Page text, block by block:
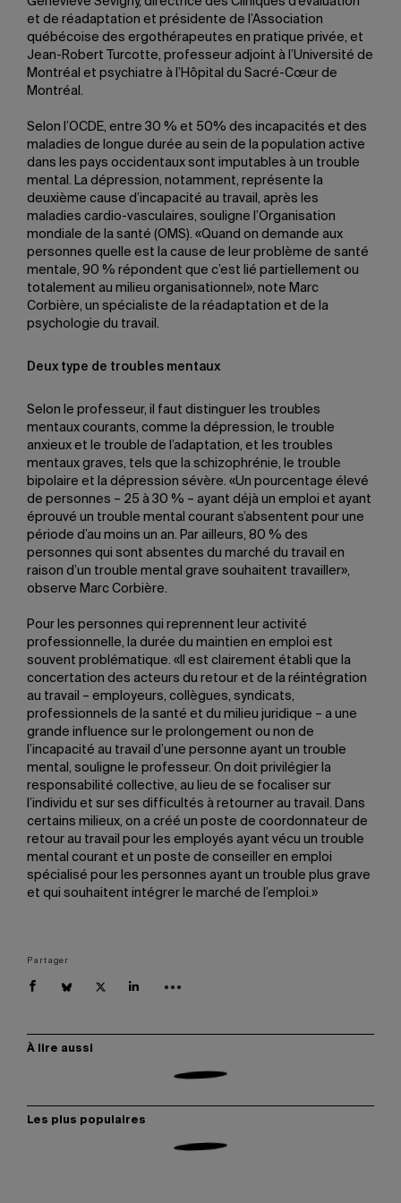
et de réadaptation et présidente de l’Association
québécoise des ergothérapeutes en pratique privée, et
Jean-Robert Turcotte, professeur adjoint à l’Université de
Montréal et psychiatre à l’Hôpital du Sacré-Cœur de
Montréal.
Selon l’OCDE, entre 30 % et 50% des incapacités et des
maladies de longue durée au sein de la population active
dans les pays occidentaux sont imputables à un trouble
mental. La dépression, notamment, représente la
deuxième cause d’incapacité au travail, après les
maladies cardio-vasculaires, souligne l’Organisation
mondiale de la santé (OMS). «Quand on demande aux
personnes quelle est la cause de leur problème de santé
mentale, 90 % répondent que c’est lié partiellement ou
totalement au milieu organisationnel», note Marc
Corbière, un spécialiste de la réadaptation et de la
psychologie du travail.
Deux type de troubles mentaux
Selon le professeur, il faut distinguer les troubles
mentaux courants, comme la dépression, le trouble
anxieux et le trouble de l’adaptation, et les troubles
mentaux graves, tels que la schizophrénie, le trouble
bipolaire et la dépression sévère. «Un pourcentage élevé
de personnes – 25 à 30 % – ayant déjà un emploi et ayant
éprouvé un trouble mental courant s’absentent pour une
période d’au moins un an. Par ailleurs, 80 % des
personnes qui sont absentes du marché du travail en
raison d’un trouble mental grave souhaitent travailler»,
observe Marc Corbière.
Pour les personnes qui reprennent leur activité
professionnelle, la durée du maintien en emploi est
souvent problématique. «Il est clairement établi que la
concertation des acteurs du retour et de la réintégration
au travail – employeurs, collègues, syndicats,
professionnels de la santé et du milieu juridique – a une
grande influence sur le prolongement ou non de
l’incapacité au travail d’une personne ayant un trouble
mental, souligne le professeur. On doit privilégier la
responsabilité collective, au lieu de se focaliser sur
l’individu et sur ses difficultés à retourner au travail. Dans
certains milieux, on a créé un poste de coordonnateur de
retour au travail pour les employés ayant vécu un trouble
mental courant et un poste de conseiller en emploi
spécialisé pour les personnes ayant un trouble plus grave
et qui souhaitent intégrer le marché de l’emploi.»
Partager
À lire aussi
Les plus populaires